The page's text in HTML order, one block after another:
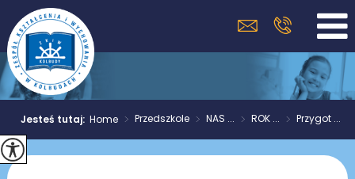
Jesteś tutaj:Home > Przedszkole > NAS ... > ROK ... > Przygot ...